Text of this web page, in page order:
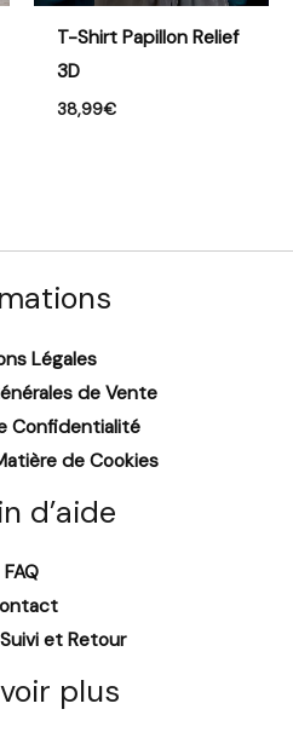
T-Shirt Papillon Relief
3D
38,99€
Légales
de Vente
Confidentialité
de Cookies
d’aide
FAQ
et Retour
plus